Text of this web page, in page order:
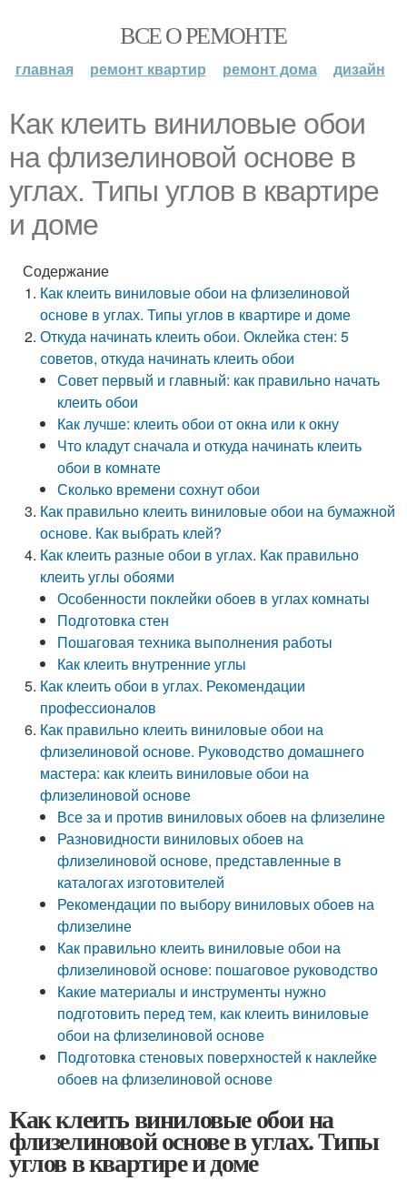
ВСЕ О РЕМОНТЕ
главная ремонт квартир ремонт дома дизайн
Как клеить виниловые обои
на флизелиновой основе в
углах. Типы углов в квартире
и доме
Содержание
Как клеить виниловые обои на флизелиновой
основе в углах. Типы углов в квартире и доме
Откуда начинать клеить обои. Оклейка стен: 5
советов, откуда начинать клеить обои
Совет первый и главный: как правильно начать
клеить обои
Как лучше: клеить обои от окна или к окну
Что кладут сначала и откуда начинать клеить
обои в комнате
Сколько времени сохнут обои
Как правильно клеить виниловые обои на бумажной
основе. Как выбрать клей?
Как клеить разные обои в углах. Как правильно
клеить углы обоями
Особенности поклейки обоев в углах комнаты
Подготовка стен
Пошаговая техника выполнения работы
Как клеить внутренние углы
Как клеить обои в углах. Рекомендации
профессионалов
Как правильно клеить виниловые обои на
флизелиновой основе. Руководство домашнего
мастера: как клеить виниловые обои на
флизелиновой основе
Все за и против виниловых обоев на флизелине
Разновидности виниловых обоев на
флизелиновой основе, представленные в
каталогах изготовителей
Рекомендации по выбору виниловых обоев на
флизелине
Как правильно клеить виниловые обои на
флизелиновой основе: пошаговое руководство
Какие материалы и инструменты нужно
подготовить перед тем, как клеить виниловые
обои на флизелиновой основе
Подготовка стеновых поверхностей к наклейке
обоев на флизелиновой основе
Как клеить виниловые обои на
флизелиновой основе в углах. Типы
углов в квартире и доме